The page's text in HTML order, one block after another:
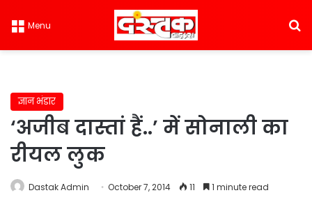
Menu
ज्ञान भंडार
‘अजीब दास्तां हैं..’ में सोनाली का
रीयल लुक
Dastak Admin October 7, 2014 11 1 minute read